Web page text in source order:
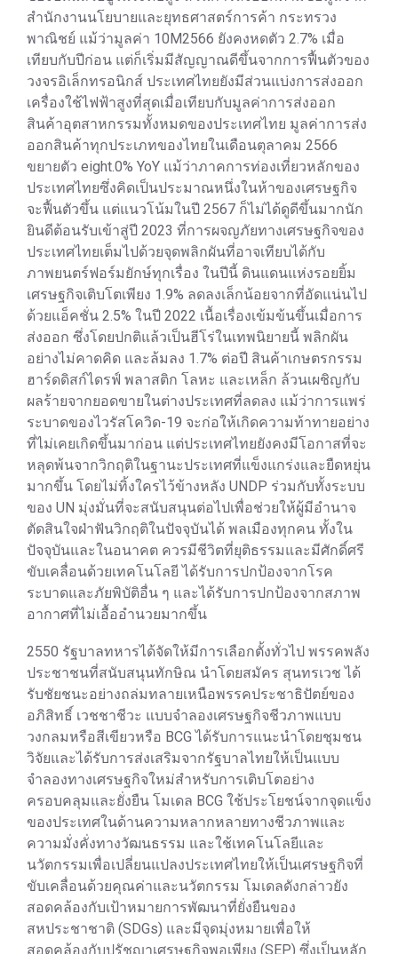
สำนักงานนโยบายและยุทธศาสตร์การค้า กระทรวง
พาณิชย์ แม้ว่ามูลค่า 10M2566 ยังคงหดตัว 2.7% เมื่อ
เทียบกับปีก่อน แต่ก็เริ่มมีสัญญาณดีขึ้นจากการฟื้นตัวของ
วงจรอิเล็กทรอนิกส์ ประเทศไทยยังมีส่วนแบ่งการส่งออก
เครื่องใช้ไฟฟ้าสูงที่สุดเมื่อเทียบกับมูลค่าการส่งออก
สินค้าอุตสาหกรรมทั้งหมดของประเทศไทย มูลค่าการส่ง
ออกสินค้าทุกประเภทของไทยในเดือนตุลาคม 2566
ขยายตัว eight.0% YoY แม้ว่าภาคการท่องเที่ยวหลักของ
ประเทศไทยซึ่งคิดเป็นประมาณหนึ่งในห้าของเศรษฐกิจ
จะฟื้นตัวขึ้น แต่แนวโน้มในปี 2567 ก็ไม่ได้ดูดีขึ้นมากนัก
ยินดีต้อนรับเข้าสู่ปี 2023 ที่การผจญภัยทางเศรษฐกิจของ
ประเทศไทยเต็มไปด้วยจุดพลิกผันที่อาจเทียบได้กับ
ภาพยนตร์ฟอร์มยักษ์ทุกเรื่อง ในปีนี้ ดินแดนแห่งรอยยิ้ม
เศรษฐกิจเติบโตเพียง 1.9% ลดลงเล็กน้อยจากที่อัดแน่นไป
ด้วยแอ็คชั่น 2.5% ในปี 2022 เนื้อเรื่องเข้มข้นขึ้นเมื่อการ
ส่งออก ซึ่งโดยปกติแล้วเป็นฮีโร่ในเทพนิยายนี้ พลิกผัน
อย่างไม่คาดคิด และล้มลง 1.7% ต่อปี สินค้าเกษตรกรรม
ฮาร์ดดิสก์ไดรฟ์ พลาสติก โลหะ และเหล็ก ล้วนเผชิญกับ
ผลร้ายจากยอดขายในต่างประเทศที่ลดลง แม้ว่าการแพร่
ระบาดของไวรัสโควิด-19 จะก่อให้เกิดความท้าทายอย่าง
ที่ไม่เคยเกิดขึ้นมาก่อน แต่ประเทศไทยยังคงมีโอกาสที่จะ
หลุดพ้นจากวิกฤติในฐานะประเทศที่แข็งแกร่งและยืดหยุ่น
มากขึ้น โดยไม่ทิ้งใครไว้ข้างหลัง UNDP ร่วมกับทั้งระบบ
ของ UN มุ่งมั่นที่จะสนับสนุนต่อไปเพื่อช่วยให้ผู้มีอำนาจ
ตัดสินใจฝ่าฟันวิกฤติในปัจจุบันได้ พลเมืองทุกคน ทั้งใน
ปัจจุบันและในอนาคต ควรมีชีวิตที่ยุติธรรมและมีศักดิ์ศรี
ขับเคลื่อนด้วยเทคโนโลยี ได้รับการปกป้องจากโรค
ระบาดและภัยพิบัติอื่น ๆ และได้รับการปกป้องจากสภาพ
อากาศที่ไม่เอื้ออำนวยมากขึ้น
2550 รัฐบาลทหารได้จัดให้มีการเลือกตั้งทั่วไป พรรคพลัง
ประชาชนที่สนับสนุนทักษิณ นำโดยสมัคร สุนทรเวช ได้
รับชัยชนะอย่างถล่มทลายเหนือพรรคประชาธิปัตย์ของ
อภิสิทธิ์ เวชชาชีวะ แบบจำลองเศรษฐกิจชีวภาพแบบ
วงกลมหรือสีเขียวหรือ BCG ได้รับการแนะนำโดยชุมชน
วิจัยและได้รับการส่งเสริมจากรัฐบาลไทยให้เป็นแบบ
จำลองทางเศรษฐกิจใหม่สำหรับการเติบโตอย่าง
ครอบคลุมและยั่งยืน โมเดล BCG ใช้ประโยชน์จากจุดแข็ง
ของประเทศในด้านความหลากหลายทางชีวภาพและ
ความมั่งคั่งทางวัฒนธรรม และใช้เทคโนโลยีและ
นวัตกรรมเพื่อเปลี่ยนแปลงประเทศไทยให้เป็นเศรษฐกิจที่
ขับเคลื่อนด้วยคุณค่าและนวัตกรรม โมเดลดังกล่าวยัง
สอดคล้องกับเป้าหมายการพัฒนาที่ยั่งยืนของ
สหประชาชาติ (SDGs) และมีจุดมุ่งหมายเพื่อให้
สอดคล้องกับปรัชญาเศรษฐกิจพอเพียง (SEP) ซึ่งเป็นหลัก